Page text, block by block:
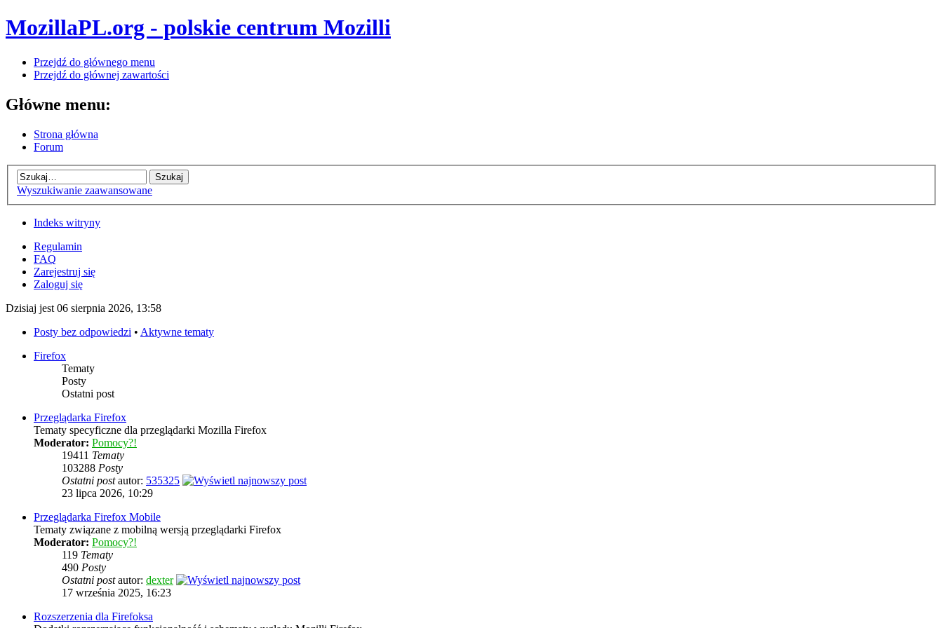
MozillaPL.org - polskie centrum Mozilli
Przejdź do głównego menu
Przejdź do głównej zawartości
Główne menu:
Strona główna
Forum
Wyszukiwanie zaawansowane
Indeks witryny
Regulamin
FAQ
Zarejestruj się
Zaloguj się
Dzisiaj jest 06 sierpnia 2026, 13:58
Posty bez odpowiedzi • Aktywne tematy
Firefox
Tematy
Posty
Ostatni post
Przeglądarka Firefox
Tematy specyficzne dla przeglądarki Mozilla Firefox
Moderator: Pomocy?!
19411 Tematy
103288 Posty
Ostatni postautor: 535325
23 lipca 2026, 10:29
Przeglądarka Firefox Mobile
Tematy związane z mobilną wersją przeglądarki Firefox
Moderator: Pomocy?!
119 Tematy
490 Posty
Ostatni postautor: dexter
17 września 2025, 16:23
Rozszerzenia dla Firefoksa